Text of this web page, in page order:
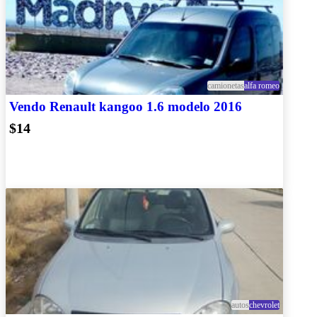
camionetasalfa romeo
Vendo Renault kangoo 1.6 modelo 2016
$14
autoschevrolet